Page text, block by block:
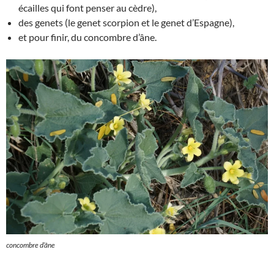
écailles qui font penser au cèdre),
des genets (le genet scorpion et le genet d’Espagne),
et pour finir, du concombre d’âne.
concombre d’âne